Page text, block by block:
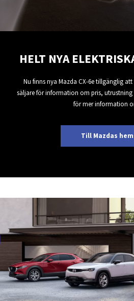
HELT NYA
Nu finns nya Mazda CX-6e tillgänglig
säljare för information om pris, utrustning
för mer information
Till Mazdas